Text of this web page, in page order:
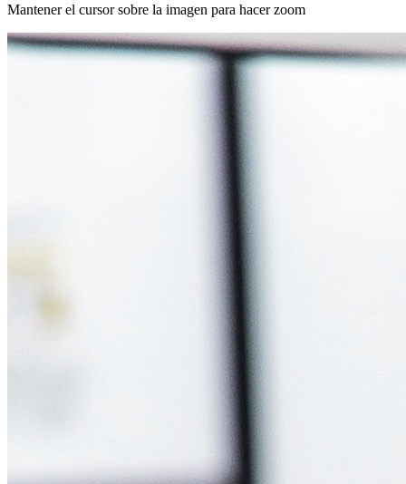
Mantener el cursor sobre la imagen para hacer zoom